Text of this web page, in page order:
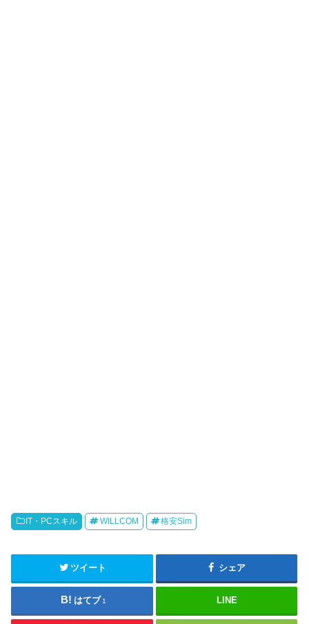
IT・PCスキル WILLCOM 格安Sim
ツイート シェア
はてブ 1 LINE